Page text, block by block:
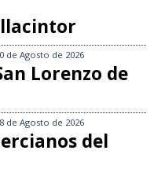
de Agosto de 2026
Lorenzo de
de Agosto de 2026
del